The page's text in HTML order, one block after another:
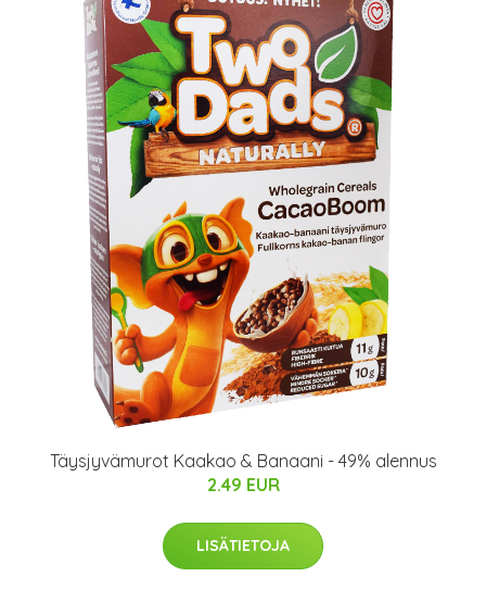
Täysjyvämurot Kaakao & Banaani - 49% alennus
2.49 EUR
LISÄTIETOJA